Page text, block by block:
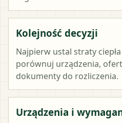
Kolejność decyzji
Najpierw ustal straty
porównuj urządzenia,
dokumenty do rozliczenia.
Urządzenia i